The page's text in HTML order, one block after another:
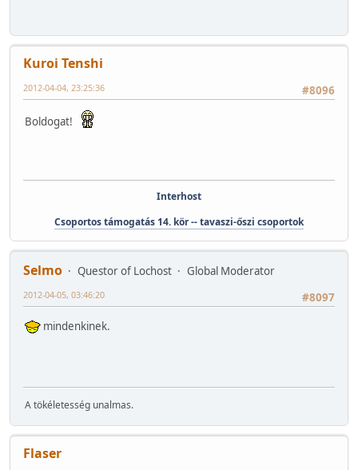
Kuroi Tenshi
#8096
2012-04-04, 23:25:36
Boldogat!
Interhost
Csoportos támogatás 14. kör -- tavaszi-őszi csoportok
Selmo Questor of Lochost
Global Moderator
#8097
2012-04-05, 03:46:20
mindenkinek.
A tökéletesség unalmas.
Flaser